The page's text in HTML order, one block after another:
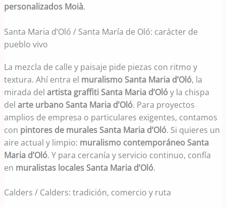
personalizados Moià.
Santa Maria d’Oló / Santa María de Oló: carácter de
pueblo vivo
La mezcla de calle y paisaje pide piezas con ritmo y
textura. Ahí entra el muralismo Santa Maria d’Oló, la
mirada delartista graffiti Santa Maria d’Olóy la chispa
delarte urbano Santa Maria d’Oló. Para proyectos
amplios de empresa o particulares exigentes, contamos
con pintores de murales Santa Maria d’Oló. Si quieres un
aire actual y limpio: muralismo contemporáneo Santa
Maria d’Oló. Y para cercanía y servicio continuo, confía
en muralistas locales Santa Maria d’Oló.
Calders / Calders: tradición, comercio y ruta